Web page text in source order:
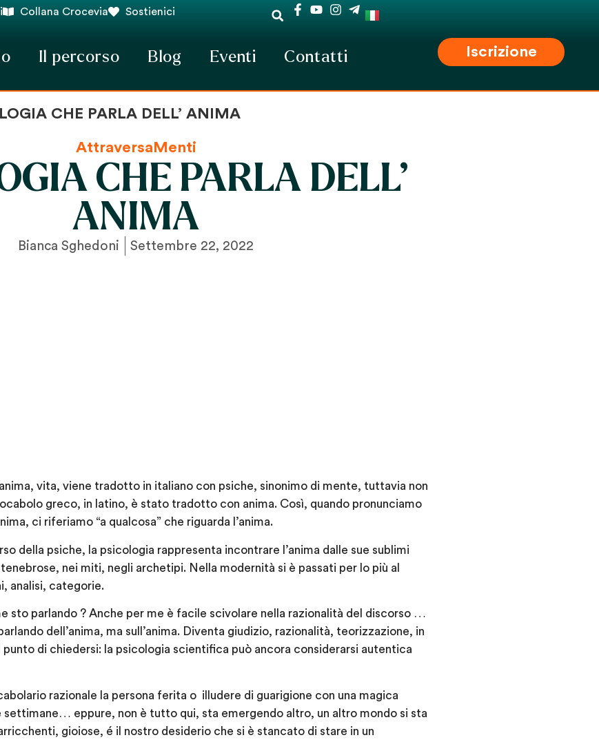
Collana Crocevia Sostienici
Il percorso Blog Eventi Contatti Iscrizione
CHE PARLA DELL’ ANIMA
AttraversaMenti
CHE PARLA DELL’
ANIMA
Bianca Sghedoni Settembre 22, 2022
vita, viene tradotto in italiano con psiche, sinonimo di mente, tuttavia non
greco, in latino, è stato tradotto con anima. Così, quando pronunciamo
ci riferiamo “a qualcosa” che riguarda l’anima.
della psiche, la psicologia rappresenta incontrare l’anima dalle sue sublimi
nei miti, negli archetipi. Nella modernità si è passati per lo più al
analisi, categorie.
sto parlando ? Anche per me è facile scivolare nella razionalità del discorso …
dell’anima, ma sull’anima. Diventa giudizio, razionalità, teorizzazione, in
di chiedersi: la psicologia scientifica può ancora considerarsi autentica
razionale la persona ferita o illudere di guarigione con una magica
eppure, non è tutto qui, sta emergendo altro, un altro mondo si sta
gioiose, é il nostro desiderio che si è stancato di stare in un